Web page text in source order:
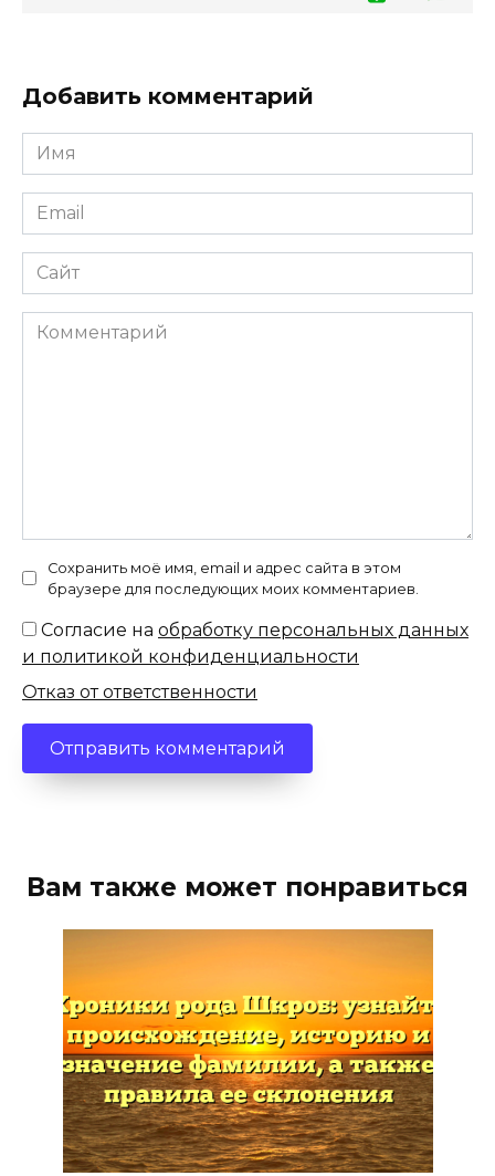
Добавить комментарий
Имя
*
Email
*
Сайт
Комментарий
Сохранить моё имя, email и адрес сайта в этом
браузере для последующих моих комментариев.
Согласие на обработку персональных данных
и политикой конфиденциальности
Отказ от ответственности
Вам также может понравиться